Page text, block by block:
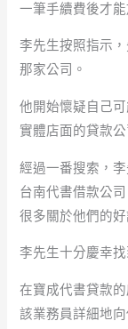
一筆手續費後才能
李先生按照指示
那家公司。
他開始懷疑自己
實體店面的貸款公
經過一番搜索，
台南代書借款公
很多關於他們的好
李先生十分慶幸
在寶成代書貸款
該業務員詳細地